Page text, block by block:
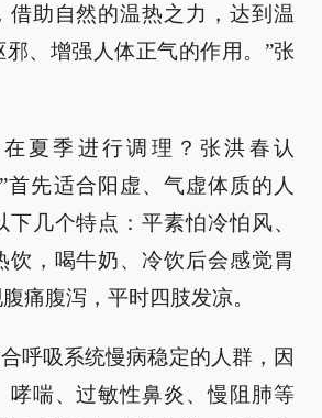
借助自然的温热之力，达到温
、增强人体正气的作用。”张
夏季进行调理？张洪春认
首先适合阳虚、气虚体质的人
几个特点：平素怕冷怕风、
饮，喝牛奶、冷饮后会感觉胃
痛腹泻，平时四肢发凉。
呼吸系统慢病稳定的人群，因
哮喘、过敏性鼻炎、慢阻肺等